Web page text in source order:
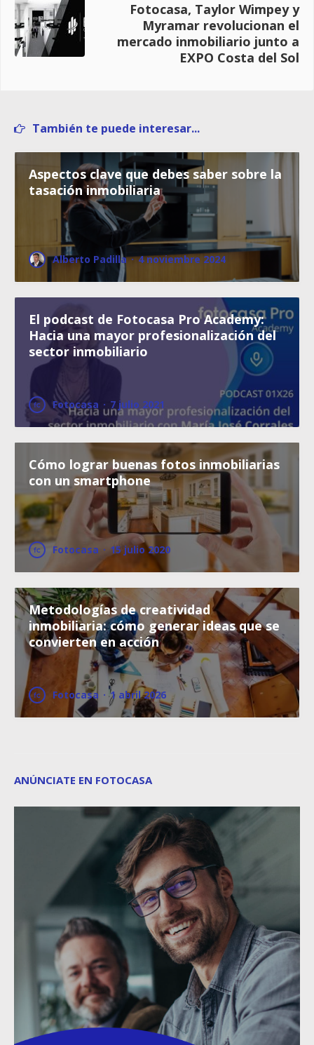
Fotocasa, Taylor Wimpey y
Myramar revolucionan el
mercado inmobiliario junto a
EXPO Costa del Sol
También te puede interesar...
Aspectos clave que debes saber sobre la
tasación inmobiliaria
Alberto Padilla · 4 noviembre 2024
El podcast de Fotocasa Pro Academy:
Hacia una mayor profesionalización del
sector inmobiliario
Fotocasa · 7 julio 2021
Cómo lograr buenas fotos inmobiliarias
con un smartphone
Fotocasa · 15 julio 2020
Metodologías de creatividad
inmobiliaria: cómo generar ideas que se
convierten en acción
Fotocasa · 1 abril 2026
ANÚNCIATE EN FOTOCASA